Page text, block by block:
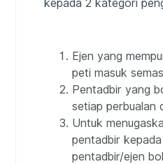
kepada 2 kategori
Ejen yang
peti masuk
Pentadbir yang
setiap perbualan
Untuk
pentadbir
pentadbir/ejen